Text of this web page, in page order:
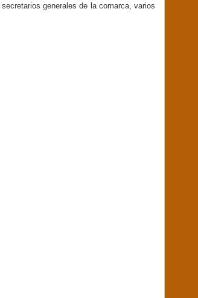
generales de la comarca, varios